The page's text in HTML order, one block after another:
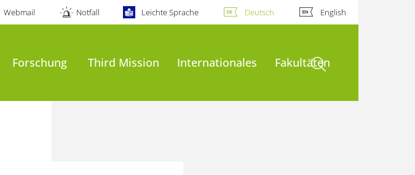
Webmail Notfall Leichte Sprache Deutsch English
Forschung Third Mission Internationales FakultätenSuche öffnen